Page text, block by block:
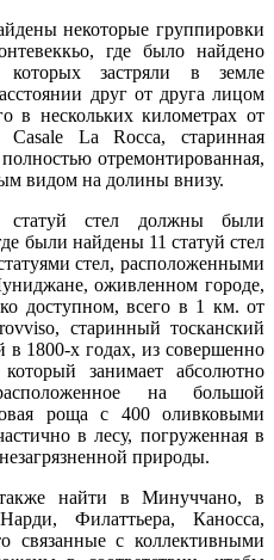
некоторые группировки
где было найдено
застряли в земле
друг от друга лицом
нескольких километрах от
Casale La Rocca, старинная
отремонтированная,
видом на долины внизу.
статуй стел должны были
были найдены 11 статуй стел
стел, расположенными
оживленном городе,
доступном, всего в 1 км. от
старинный тосканский
1800-х годах, из совершенно
который занимает абсолютно
на большой
роща с 400 оливковыми
в лесу, погруженная в
природы.
найти в Минуччано, в
Филаттьера, Каносса,
связанные с коллективными